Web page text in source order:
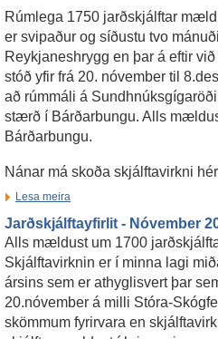
Rúmlega 1750 jarðskjálftar
er svipaður og síðustu tvo
Reykjaneshrygg en þar á eftir
stóð yfir frá 20. nóvember til
að rúmmáli á
stærð í Bárðarbungu. Alls
Bárðarbungu.
Nánar má skoða skjálftavirkni
Lesa meira
Jarðskjálftayfirlit - Nóvember
Alls mældust um 1700
Skjálftavirknin er í minna lagi
ársins sem er athyglisvert þar
20.nóvember á milli Stóra-
skömmum fyrirvara en